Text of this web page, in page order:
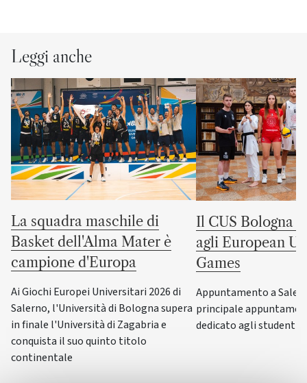
Leggi anche
La squadra maschile di
Basket dell'Alma Mater è
campione d'Europa
Ai Giochi Europei Universitari 2026 di
Salerno, l'Università di Bologna supera
in finale l'Università di Zagabria e
conquista il suo quinto titolo
continentale
Il CUS Bologna
agli European
Games
Appuntamento a
principale
dedicato agli